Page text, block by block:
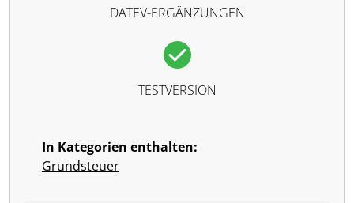
DATEV-ERGÄNZUNGEN
TESTVERSION
In Kategorien enthalten:
Grundsteuer